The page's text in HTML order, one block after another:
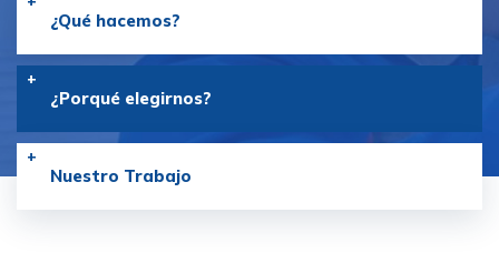
¿Qué hacemos?
¿Porqué elegirnos?
Nuestro Trabajo